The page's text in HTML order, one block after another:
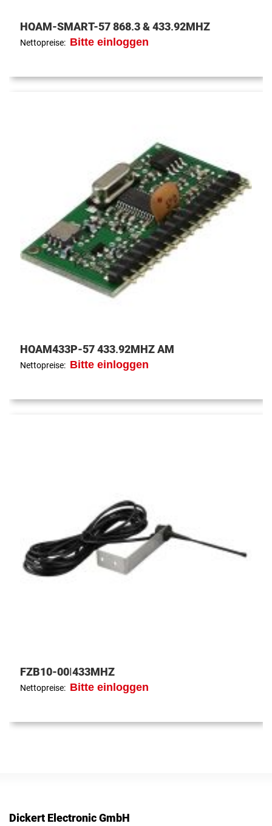
HQAM-SMART-57 868,3 & 433,92MHZ
Nettopreise: Bitte einloggen
HQAM433P-57 433,92MHZ AM
Nettopreise: Bitte einloggen
FZB10-00|433MHZ
Nettopreise: Bitte einloggen
Dickert Electronic GmbH